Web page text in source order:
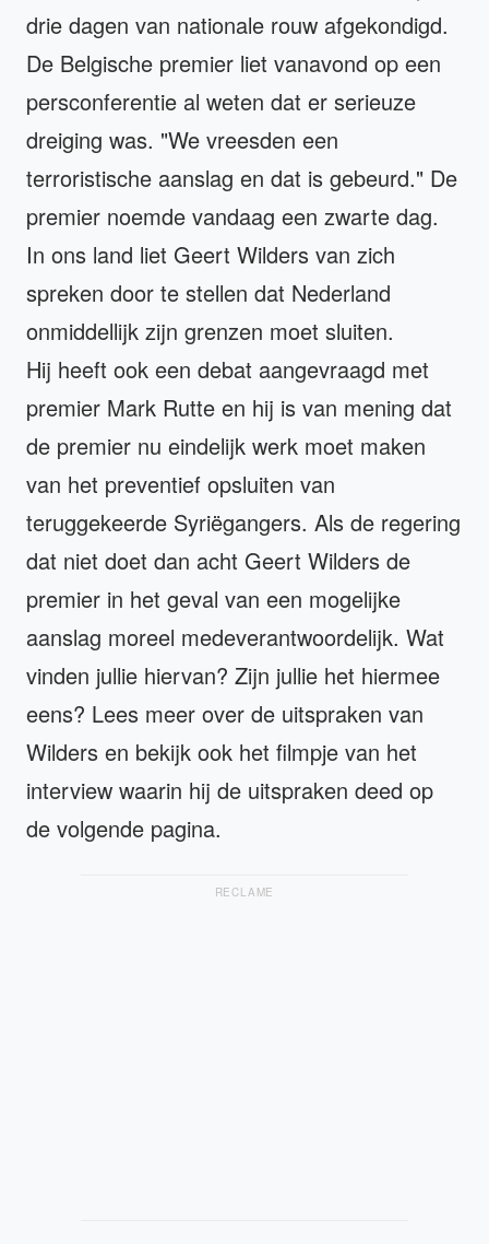
drie dagen van nationale rouw afgekondigd.
De Belgische premier liet vanavond op een
persconferentie al weten dat er serieuze
dreiging was. "We vreesden een
terroristische aanslag en dat is gebeurd." De
premier noemde vandaag een zwarte dag.
In ons land liet Geert Wilders van zich
spreken door te stellen dat Nederland
onmiddellijk zijn grenzen moet sluiten.
Hij heeft ook een debat aangevraagd met
premier Mark Rutte en hij is van mening dat
de premier nu eindelijk werk moet maken
van het preventief opsluiten van
teruggekeerde Syriëgangers. Als de regering
dat niet doet dan acht Geert Wilders de
premier in het geval van een mogelijke
aanslag moreel medeverantwoordelijk. Wat
vinden jullie hiervan? Zijn jullie het hiermee
eens? Lees meer over de uitspraken van
Wilders en bekijk ook het filmpje van het
interview waarin hij de uitspraken deed op
de volgende pagina.
RECLAME